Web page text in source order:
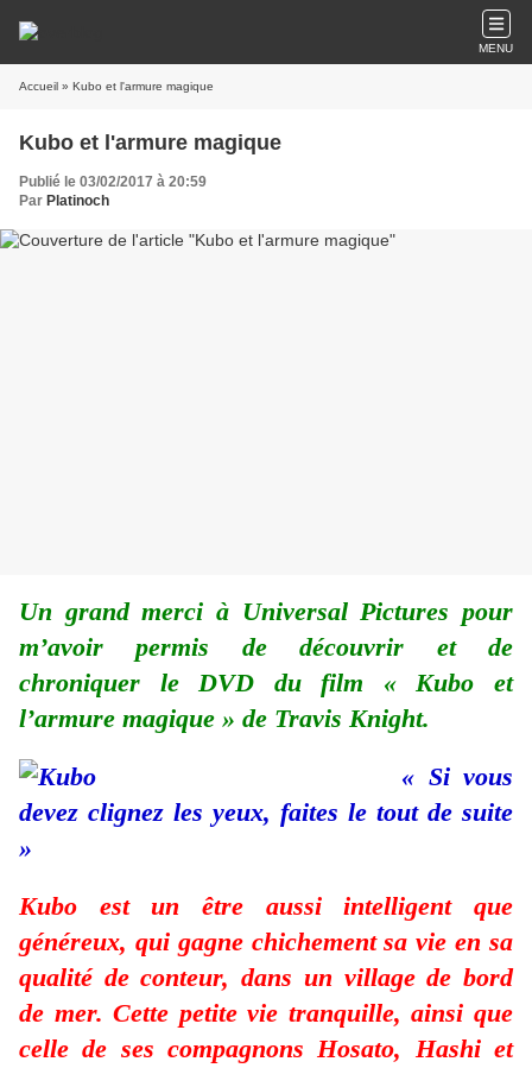
MENU
Accueil » Kubo et l'armure magique
Kubo et l'armure magique
Publié le 03/02/2017 à 20:59
Par Platinoch
Un grand merci à Universal Pictures pour
m’avoir permis de découvrir et de
chroniquer le DVD du film « Kubo et
l’armure magique » de Travis Knight.
« Si vous
devez clignez les yeux, faites le tout de suite
»
Kubo est un être aussi intelligent que
généreux, qui gagne chichement sa vie en sa
qualité de conteur, dans un village de bord
de mer. Cette petite vie tranquille, ainsi que
celle de ses compagnons Hosato, Hashi et